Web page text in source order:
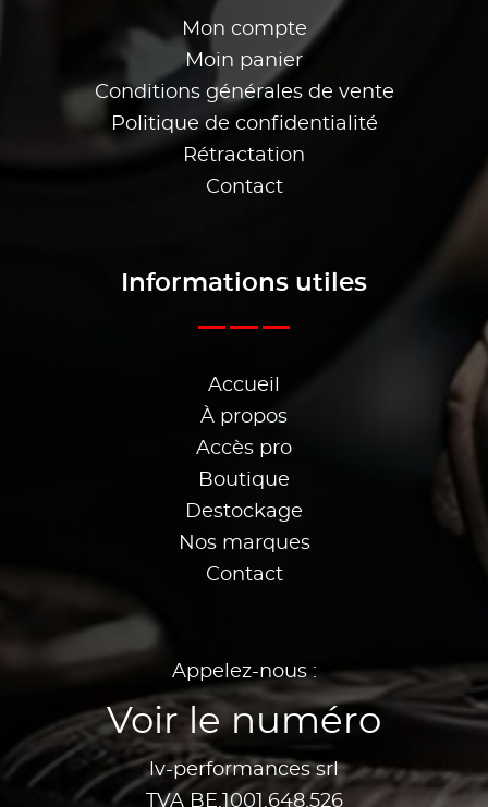
Mon compte
Moin panier
Conditions générales de vente
Politique de confidentialité
Rétractation
Contact
Informations utiles
Accueil
À propos
Accès pro
Boutique
Destockage
Nos marques
Contact
Appelez-nous :
Voir le numéro
lv-performances srl
TVA BE.1001.648.526